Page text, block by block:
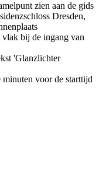
zien aan de gids
Dresden,
vlak bij de ingang van
'Glanzlichter
voor de starttijd